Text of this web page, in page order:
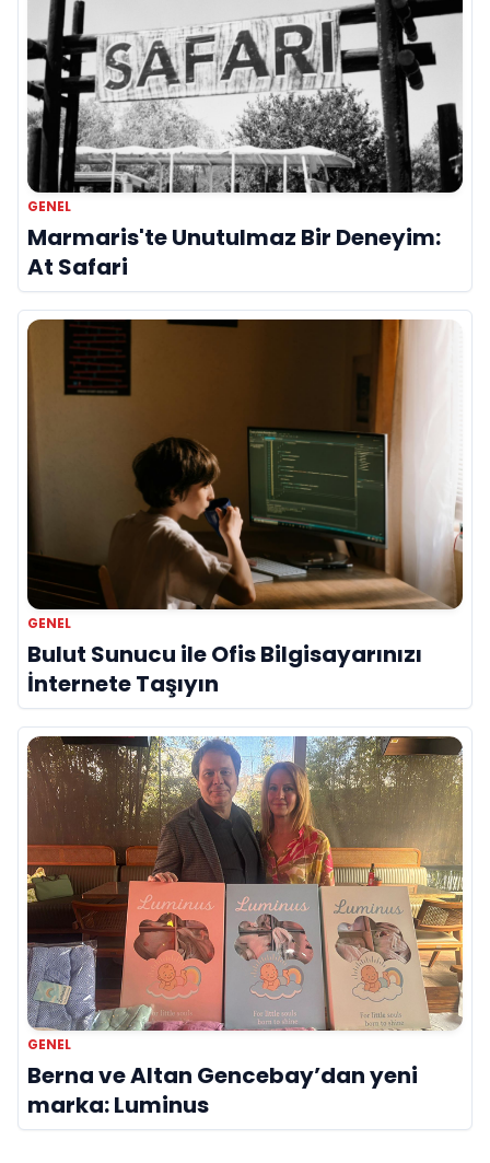
GENEL
Marmaris'te Unutulmaz Bir Deneyim:
At Safari
GENEL
Bulut Sunucu ile Ofis Bilgisayarınızı
İnternete Taşıyın
GENEL
Berna ve Altan Gencebay’dan yeni
marka: Luminus